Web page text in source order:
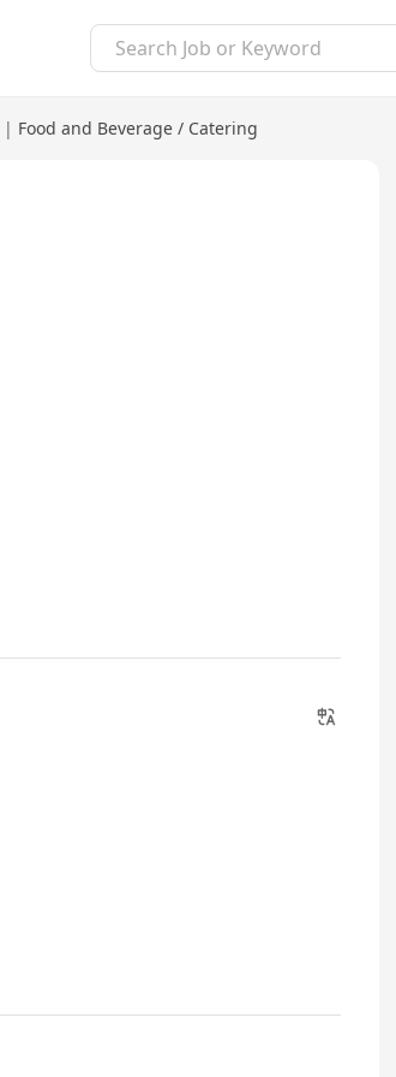
| Food and Beverage / Catering